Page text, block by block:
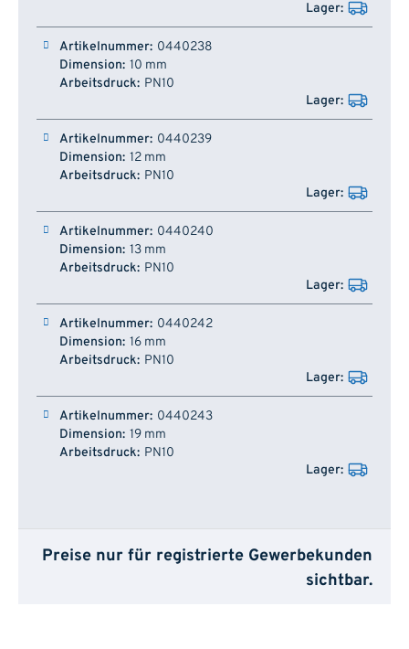
0440238
10 mm
PN10
0440239
12 mm
PN10
0440240
13 mm
PN10
0440242
16 mm
PN10
0440243
19 mm
PN10
Preise nur für registrierte Gewerbekunden
sichtbar.